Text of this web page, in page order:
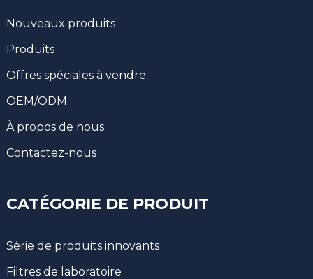
Nouveaux produits
Produits
Offres spéciales à vendre
OEM/ODM
À propos de nous
Contactez-nous
CATÉGORIE DE PRODUIT
Série de produits innovants
Filtres de laboratoire